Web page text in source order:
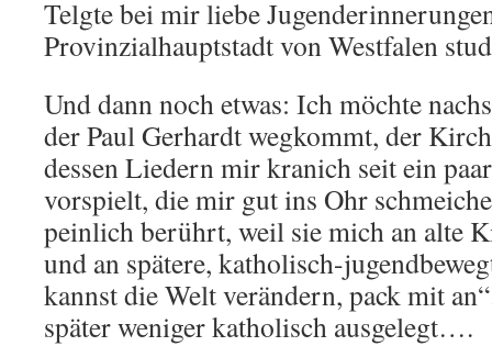
Telgte bei mir liebe
Provinzialhauptstadt von Westfalen
Und dann noch etwas: Ich möchte
der Paul Gerhardt wegkommt, der
dessen Liedern mir kranich seit ein
vorspielt, die mir gut ins Ohr
peinlich berührt, weil sie mich an alte
und an spätere, katholisch-
kannst die Welt verändern, pack mit
später weniger katholisch ausgelegt….